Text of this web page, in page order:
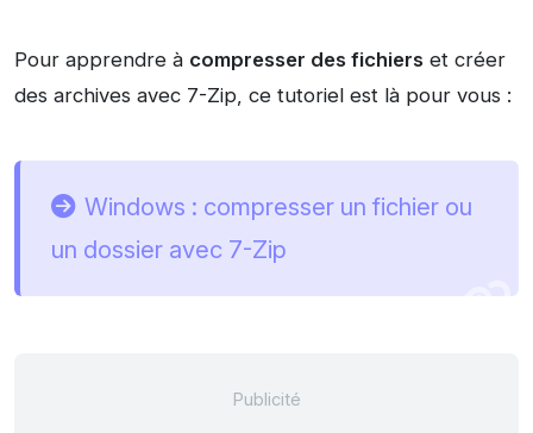
Pour apprendre à compresser des fichiers et créer
des archives avec 7-Zip, ce tutoriel est là pour vous :
Windows : compresser un fichier ou
un dossier avec 7-Zip